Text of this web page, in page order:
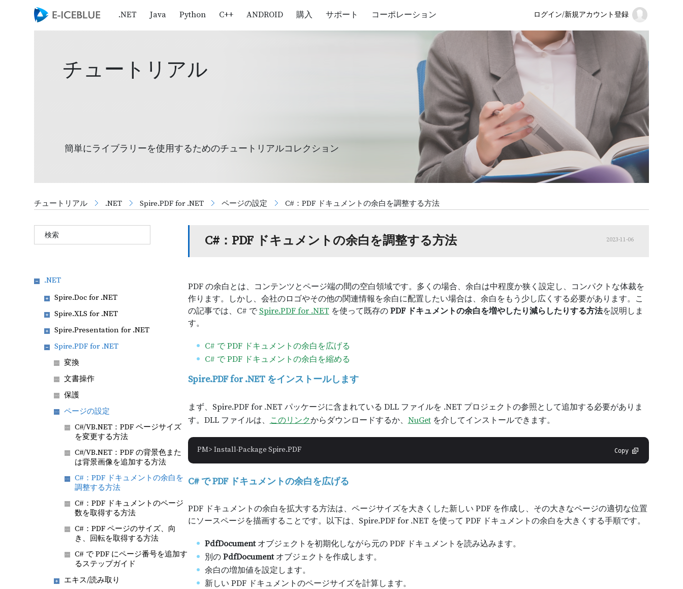
.NET Java Python C++ ANDROID 購入 サポート コーポレーション ログイン/新規アカウント登録
チュートリアル
簡単にライブラリーを使用するためのチュートリアルコレクション
チュートリアル .NET Spire.PDF for .NET ページの設定 C#：PDF ドキュメントの余白を調整する方法
2023-11-06
C#：PDF ドキュメントの余白を調整する方法
PDF の余白とは、コンテンツとページ端の間の空白領域です。多くの場合、余白は中程度か狭く設定し、コンパクトな体裁を
作ります。しかし、会社のロゴやその他の関連情報を余白に配置したい場合は、余白をもう少し広くする必要があります。こ
の記事では、C# で Spire.PDF for .NET を使って既存の PDF ドキュメントの余白を増やしたり減らしたりする方法を説明しま
す。
C# で PDF ドキュメントの余白を広げる
C# で PDF ドキュメントの余白を縮める
Spire.PDF for .NET をインストールします
まず、Spire.PDF for .NET パッケージに含まれている DLL ファイルを .NET プロジェクトの参照として追加する必要がありま
す。DLL ファイルは、
このリンクからダウンロードするか、 NuGetを介してインストールできます。
Copy
PM> Install-Package Spire.PDF
C# で PDF ドキュメントの余白を広げる
PDF ドキュメントの余白を拡大する方法は、ページサイズを大きくした新しい PDF を作成し、その大きなページの適切な位置
にソースページを描画することです。以下は、Spire.PDF for .NET を使って PDF ドキュメントの余白を大きくする手順です。
PdfDocumentオブジェクトを初期化しながら元の PDF ドキュメントを読み込みます。
別の PdfDocumentオブジェクトを作成します。
余白の増加値を設定します。
新しい PDF ドキュメントのページサイズを計算します。
.NET
Spire.Doc for .NET
Spire.XLS for .NET
Spire.Presentation for .NET
Spire.PDF for .NET
変換
文書操作
保護
ページの設定
C#/VB.NET：PDF ページサイズ
を変更する方法
C#/VB.NET：PDF の背景色また
は背景画像を追加する方法
C#：PDF ドキュメントの余白を
調整する方法
C#：PDF ドキュメントのページ
数を取得する方法
C#：PDF ページのサイズ、向
き、回転を取得する方法
C# で PDF にページ番号を追加す
るステップガイド
エキス/読み取り